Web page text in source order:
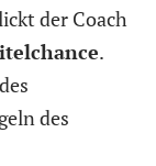
der Coach
.
des
des